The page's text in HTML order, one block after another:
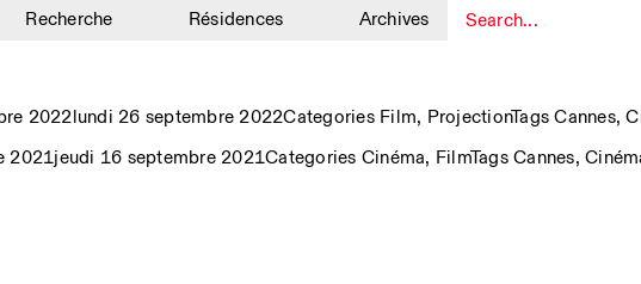
Recherche Résidences Archives
2022lundi 26 septembre 2022Categories Film, ProjectionTagsCannes,
2021jeudi 16 septembre 2021Categories Cinéma, FilmTags Cannes,